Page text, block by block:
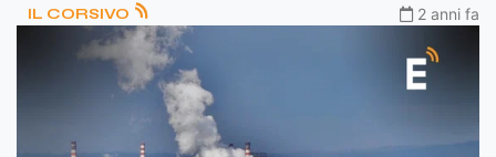
IL CORSIVO 2 anni fa